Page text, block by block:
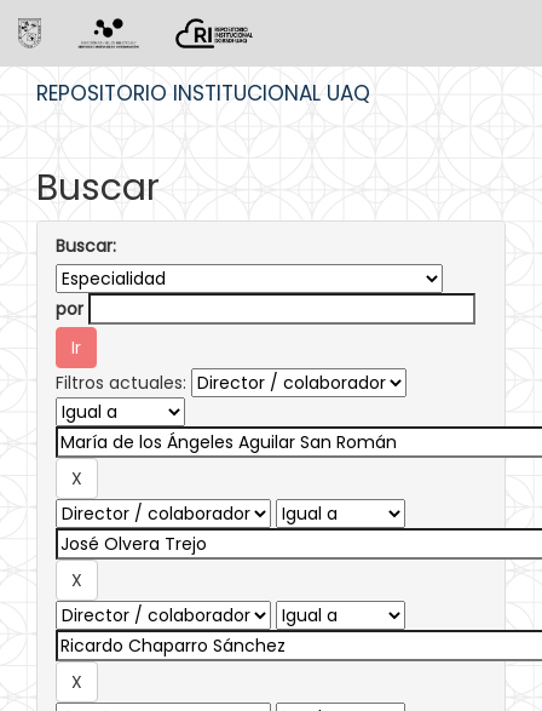
REPOSITORIO INSTITUCIONAL UAQ
Buscar
Buscar:
por
Filtros actuales: